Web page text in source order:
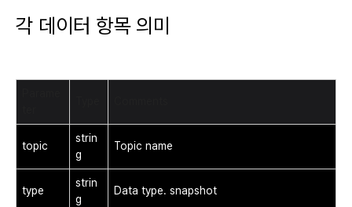
각 데이터 항목 의미
topic
strin
g
Topic name
type
strin
g
Data type. snapshot